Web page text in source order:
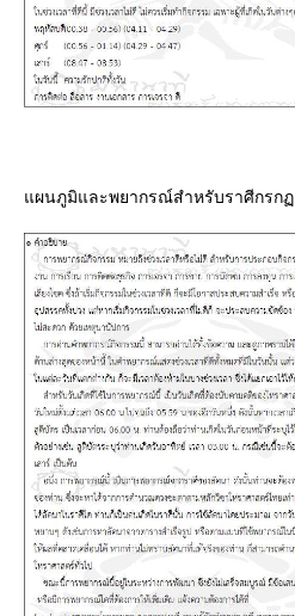
ผนภูมิและพยากรณ์สำหรับราศีกรก